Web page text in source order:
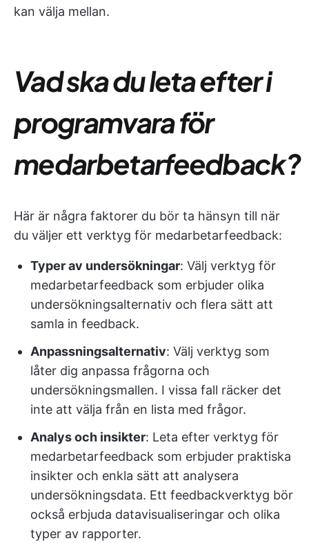
kan välja mellan.
Vad ska du leta efter i
programvara för
medarbetarfeedback?
Här är några faktorer du bör ta hänsyn till när
du väljer ett verktyg för medarbetarfeedback:
Typer av undersökningar: Välj verktyg för
medarbetarfeedback som erbjuder olika
undersökningsalternativ och flera sätt att
samla in feedback.
Anpassningsalternativ: Välj verktyg som
låter dig anpassa frågorna och
undersökningsmallen. I vissa fall räcker det
inte att välja från en lista med frågor.
Analys och insikter: Leta efter verktyg för
medarbetarfeedback som erbjuder praktiska
insikter och enkla sätt att analysera
undersökningsdata. Ett feedbackverktyg bör
också erbjuda datavisualiseringar och olika
typer av rapporter.